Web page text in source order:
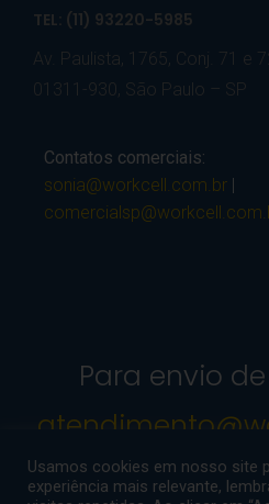
TEL: (11) 93220-5985
Av. Paulista, 1765, Conj. 71 e
01311-930, São Paulo – SP
Contatos comerciais:
sonia@workcell.com.br |
Para envio
Usamos cookies em nosso site
experiência mais relevante,